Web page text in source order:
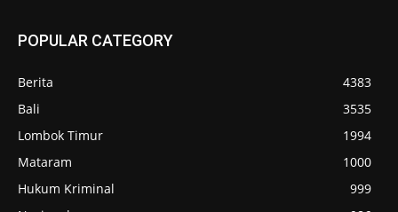
POPULAR CATEGORY
Berita
4383
Bali
3535
Lombok Timur
1994
Mataram
1000
Hukum Kriminal
999